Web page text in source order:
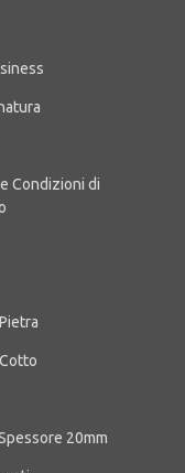
Condizioni di
20mm